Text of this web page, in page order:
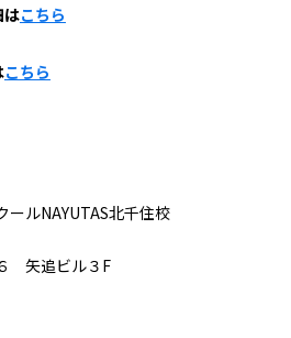
はこちら
こちら
ールNAYUTAS北千住校
矢追ビル３F